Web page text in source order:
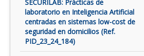
SECURILAB: Prácticas de
laboratorio en Inteligencia Artificial
centradas en sistemas low-cost de
seguridad en domicilios (Ref.
PID_23_24_184)